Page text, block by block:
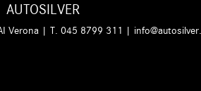
AUTOSILVER
Verona | T.045 8799 311 |